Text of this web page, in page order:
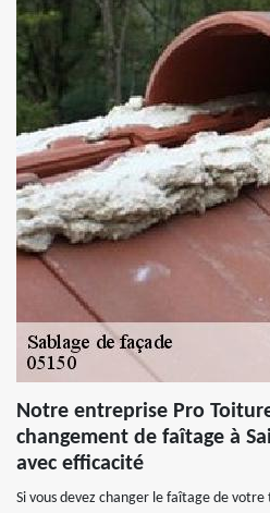
Notre entreprise Pro
changement de faîtage à
avec efficacité
Si vous devez changer le faîtage de